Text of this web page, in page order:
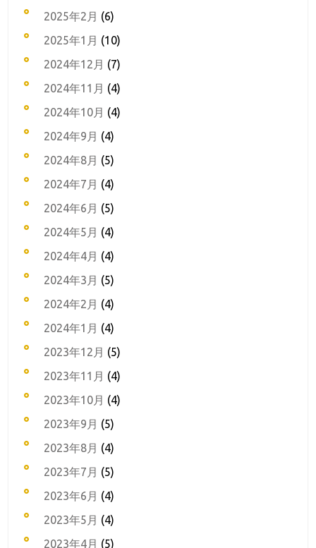
2025年2月 (6)
2025年1月 (10)
2024年12月 (7)
2024年11月 (4)
2024年10月 (4)
2024年9月 (4)
2024年8月 (5)
2024年7月 (4)
2024年6月 (5)
2024年5月 (4)
2024年4月 (4)
2024年3月 (5)
2024年2月 (4)
2024年1月 (4)
2023年12月 (5)
2023年11月 (4)
2023年10月 (4)
2023年9月 (5)
2023年8月 (4)
2023年7月 (5)
2023年6月 (4)
2023年5月 (4)
2023年4月 (5)